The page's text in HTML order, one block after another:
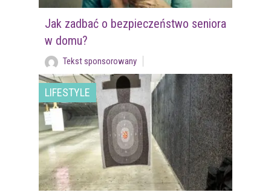
Jak zadbać o bezpieczeństwo seniora
w domu?
Tekst sponsorowany
LIFESTYLE